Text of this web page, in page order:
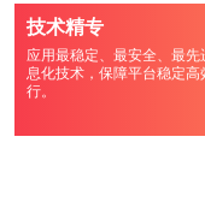
技术精专
应用最稳定、最安全、最先
息化技术，保障平台稳定高
行。